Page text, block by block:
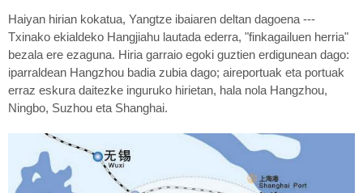
Haiyan hirian kokatua, Yangtze ibaiaren deltan dagoena ---
Txinako ekialdeko Hangjiahu lautada ederra, "finkagailuen herria"
bezala ere ezaguna. Hiria garraio egoki guztien erdigunean dago:
iparraldean Hangzhou badia zubia dago; aireportuak eta portuak
erraz eskura daitezke inguruko hirietan, hala nola Hangzhou,
Ningbo, Suzhou eta Shanghai.